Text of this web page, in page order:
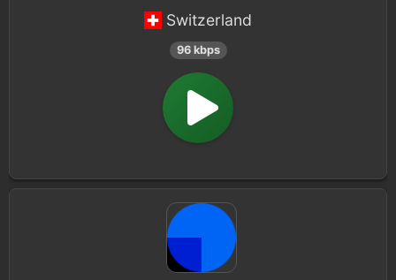
Switzerland
96 kbps